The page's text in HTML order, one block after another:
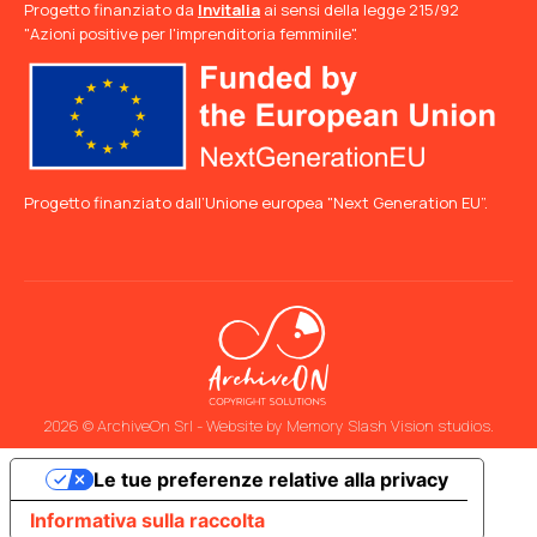
Progetto finanziato da Invitalia ai sensi della legge 215/92
"Azioni positive per l'imprenditoria femminile".
Progetto finanziato dall’Unione europea "Next Generation EU”.
2026 © ArchiveOn Srl - Website by Memory Slash Vision studios.
Informativa sulla raccolta
Le tue preferenze relative alla privacy